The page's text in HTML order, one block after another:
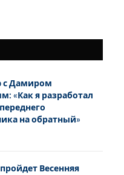
с Дамиром
«Как я разработал
на обратный»
Весенняя